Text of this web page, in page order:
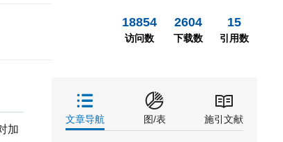
18854
访问数
2604
下载数
15
引用数
加
文章导航 图/表 施引文献